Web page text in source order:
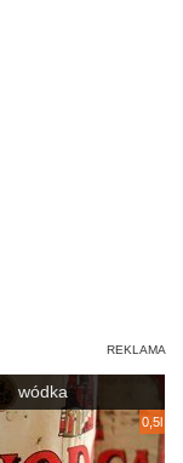
wódka
0,5l